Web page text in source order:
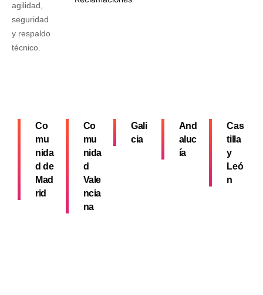
agilidad,
seguridad
y respaldo
técnico.
Co
mu
nida
d de
Mad
rid
Co
mu
nida
d
Vale
ncia
na
Gali
cia
And
aluc
ía
Cas
tilla
y
Leó
n